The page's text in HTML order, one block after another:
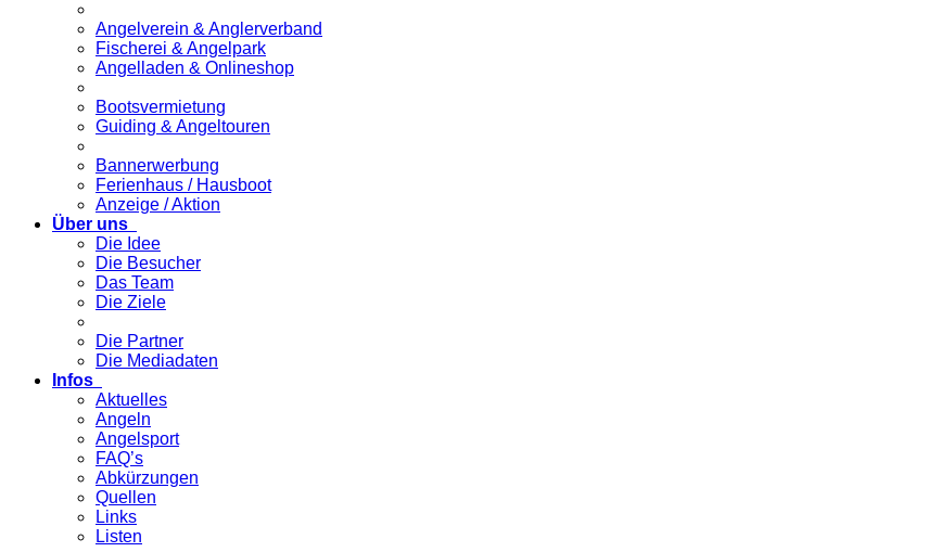
Angelverein & Anglerverband
Fischerei & Angelpark
Angelladen & Onlineshop
Bootsvermietung
Guiding & Angeltouren
Bannerwerbung
Ferienhaus / Hausboot
Anzeige / Aktion
Über uns
Die Idee
Die Besucher
Das Team
Die Ziele
Die Partner
Die Mediadaten
Infos
Aktuelles
Angeln
Angelsport
FAQ’s
Abkürzungen
Quellen
Links
Listen